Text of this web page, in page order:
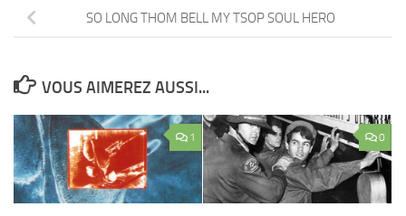
SO LONG THOM BELL MY TSOP SOUL HERO
VOUS AIMEREZ AUSSI...
1 0